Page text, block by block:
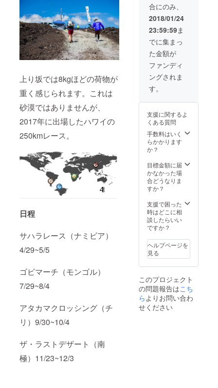
上り坂では8kgほどの荷物が
重く感じられます。これは
砂漠ではありませんが、
2017年に出場したハワイの
250kmレース。
日程
サハラレース（ナミビア）
4/29~5/5
ゴビマーチ（モンゴル）
7/29~8/4
アタカマクロッシング（チ
リ）9/30~10/4
ザ・ラストデザート（南
極）11/23~12/3
著書
「ジャ
ングル
を走っ
た話」
（仮）
合にのみ、
2018/01/24
23:59:59ま
でに集まっ
た金額が
ファンディ
ングされま
す。
支援に関するよ
くある質問
手数料はいく
らかかります
か？
目標金額に届
かなかった場
合どうなりま
すか？
支援で困った
時はどこに相
談したらいい
ですか？
ヘルプページを
見る
このプロジェクト
の問題報告はこち
ら よりお問い合わ
せください